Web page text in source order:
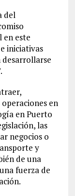
del
en este
iniciativas
desarrollarse
en
en Puerto
las
negocios o
y
de una
fuerza de